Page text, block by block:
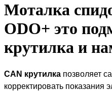
Моталка
ODO+ это
крутилка и
CAN крутилка позволяет
корректировать показания